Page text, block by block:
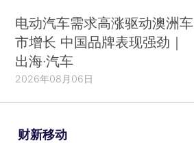
电动汽车需求高涨驱动澳洲车
市增长 中国品牌表现强劲｜
出海·汽车
2026年08月06日
财新移动